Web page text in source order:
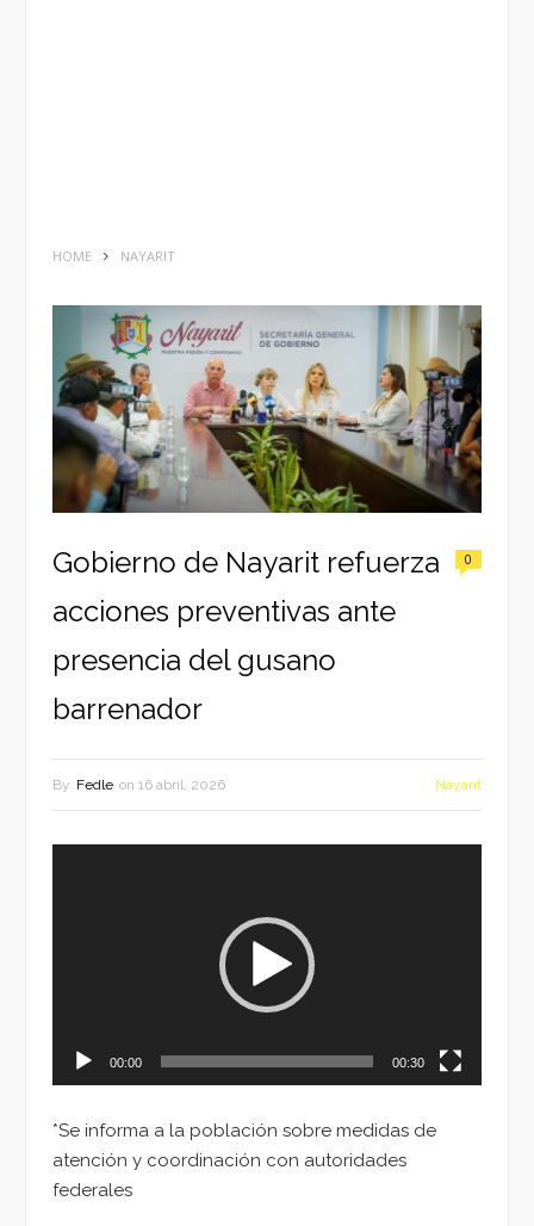
HOME NAYARIT
Gobierno de Nayarit refuerza
acciones preventivas ante
presencia del gusano
barrenador
0
By Fedle on 16 abril, 2026 Nayarit
00:00 00:30
*Se informa a la población sobre medidas de
atención y coordinación con autoridades
federales